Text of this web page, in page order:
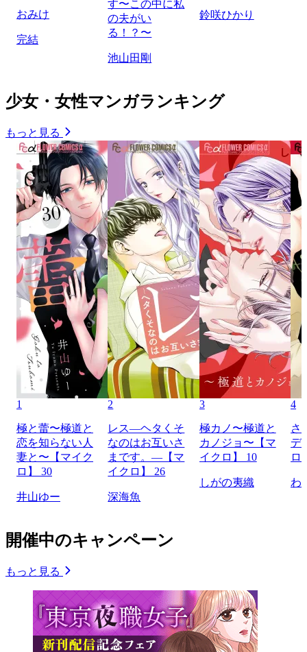
おみけ
完結
す〜この中に私
の夫がい
る！？〜
池山田剛
鈴咲ひかり
少女・女性マンガランキング
もっと見る
1
極と蕾〜極道と
恋を知らない人
妻と〜【マイク
ロ】 30
井山ゆー
2
レス―ヘタくそ
なのはお互いさ
まです。―【マ
イクロ】 26
深海魚
3
極カノ〜極道と
カノジョ〜【マ
イクロ】 10
しがの夷織
4
さ
デ
ロ
わ
開催中のキャンペーン
もっと見る